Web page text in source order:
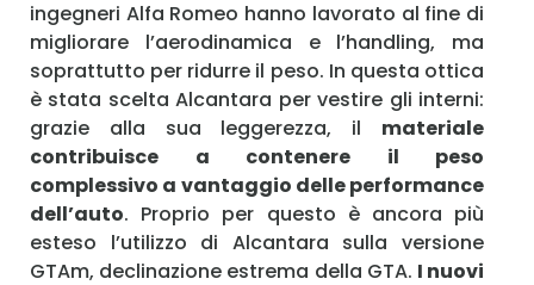
ingegneri Alfa Romeo hanno lavorato al fine di
migliorare l’aerodinamica e l’handling, ma
soprattutto per ridurre il peso. In questa ottica
è stata scelta Alcantara per vestire gli interni:
grazie alla sua leggerezza, il materiale
contribuisce a contenere il peso
complessivo a vantaggio delle performance
dell’auto. Proprio per questo è ancora più
esteso l’utilizzo di Alcantara sulla versione
GTAm, declinazione estrema della GTA. I nuovi